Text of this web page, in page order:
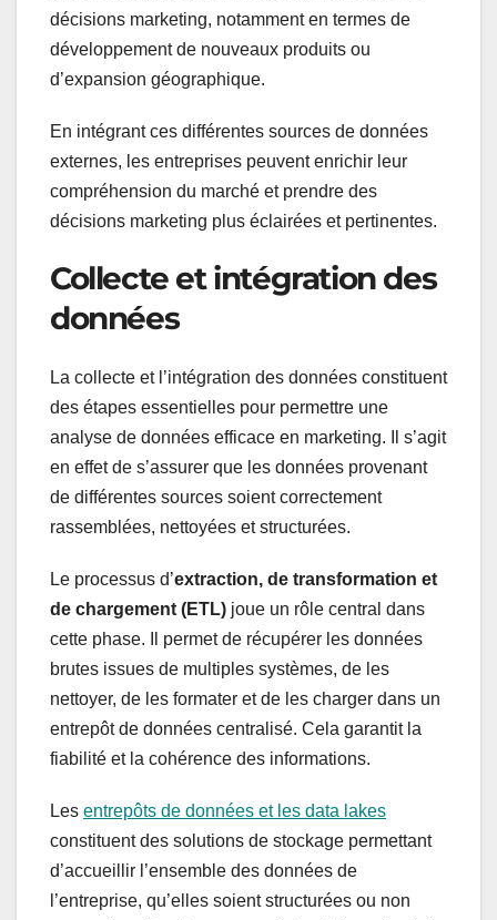
décisions marketing, notamment en termes de
développement de nouveaux produits ou
d’expansion géographique.
En intégrant ces différentes sources de données
externes, les entreprises peuvent enrichir leur
compréhension du marché et prendre des
décisions marketing plus éclairées et pertinentes.
Collecte et intégration des
données
La collecte et l’intégration des données constituent
des étapes essentielles pour permettre une
analyse de données efficace en marketing. Il s’agit
en effet de s’assurer que les données provenant
de différentes sources soient correctement
rassemblées, nettoyées et structurées.
Le processus d’extraction, de transformation et
de chargement (ETL) joue un rôle central dans
cette phase. Il permet de récupérer les données
brutes issues de multiples systèmes, de les
nettoyer, de les formater et de les charger dans un
entrepôt de données centralisé. Cela garantit la
fiabilité et la cohérence des informations.
Les entrepôts de données et les data lakes
constituent des solutions de stockage permettant
d’accueillir l’ensemble des données de
l’entreprise, qu’elles soient structurées ou non